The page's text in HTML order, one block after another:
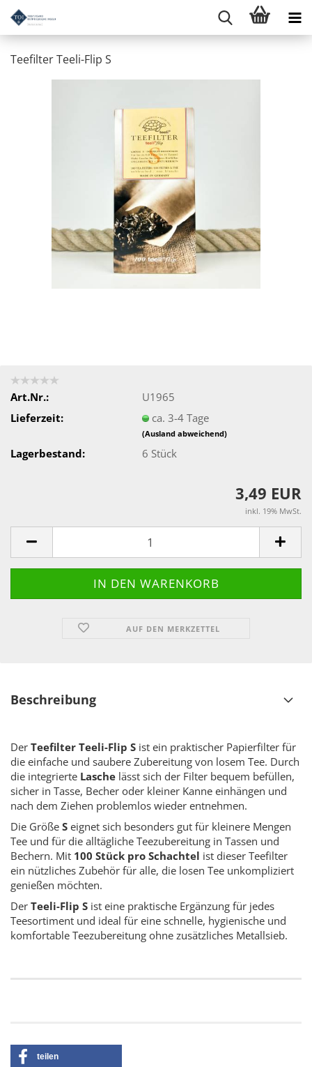
Teefilter Teeli-Flip S
Art.Nr.:
U1965
Lieferzeit:
ca. 3-4 Tage
(Ausland abweichend)
Lagerbestand: 6 Stück
3,49 EUR
inkl. 19% MwSt.
AUF DEN MERKZETTEL
Beschreibung
Der Teefilter Teeli-Flip S ist ein praktischer Papierfilter für
die einfache und saubere Zubereitung von losem Tee. Durch
die integrierte Lasche lässt sich der Filter bequem befüllen,
sicher in Tasse, Becher oder kleiner Kanne einhängen und
nach dem Ziehen problemlos wieder entnehmen.
Die Größe S eignet sich besonders gut für kleinere Mengen
Tee und für die alltägliche Teezubereitung in Tassen und
Bechern. Mit 100 Stück pro Schachtel ist dieser Teefilter
ein nützliches Zubehör für alle, die losen Tee unkompliziert
genießen möchten.
Der Teeli-Flip S ist eine praktische Ergänzung für jedes
Teesortiment und ideal für eine schnelle, hygienische und
komfortable Teezubereitung ohne zusätzliches Metallsieb.
teilen